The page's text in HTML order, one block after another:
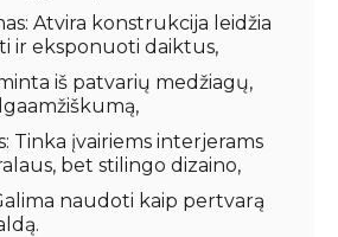
Atvira konstrukcija leidžia
ir eksponuoti daiktus,
iš patvarių medžiagų,
Tinka įvairiems interjerams
bet stilingo dizaino,
naudoti kaip pertvarą